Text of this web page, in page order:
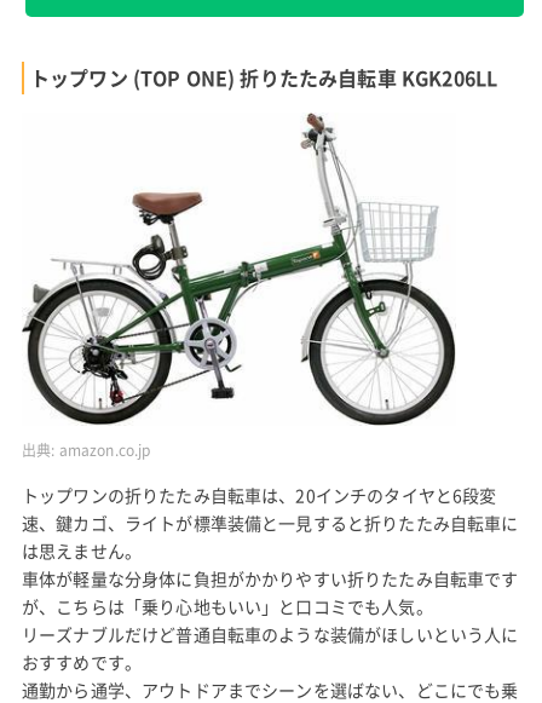
トップワン (TOP ONE) 折りたたみ自転車 KGK206LL
出典: amazon.co.jp
トップワンの折りたたみ自転車は、20インチのタイヤと6段変
速、鍵カゴ、ライトが標準装備と一見すると折りたたみ自転車に
は思えません。
車体が軽量な分身体に負担がかかりやすい折りたたみ自転車です
が、こちらは「乗り心地もいい」と口コミでも人気。
リーズナブルだけど普通自転車のような装備がほしいという人に
おすすめです。
通勤から通学、アウトドアまでシーンを選ばない、どこにでも乗